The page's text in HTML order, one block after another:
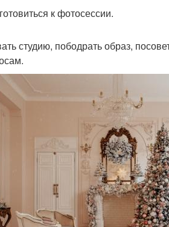
к фотосессии.
студию, пободрать образ,